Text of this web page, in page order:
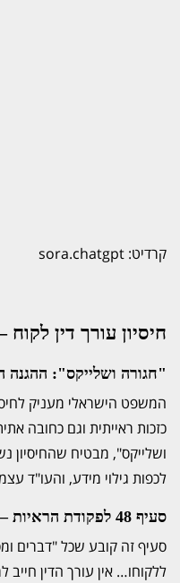
קרדיט: sora.chatgpt
חיסיון עורך דין
"חגורה ושלייקס": ההגנה
המשפט הישראלי מעניק
כזכות ראייתית וגם כחובה
ושלייקס", מבטיח שהחיסיון
לכפות גילוי מידע, והעו"ד
סעיף 48 לפקודת הראיות – המגן הראייתי
סעיף זה קובע שכל "דברים
ללקוחו… אין עורך הדין